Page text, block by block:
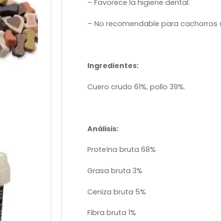
– Favorece la higiene dental.
– No recomendable para cachorros
Ingredientes:
Cuero crudo 61%, pollo 39%.
Análisis:
Proteína bruta 68%
Grasa bruta 3%
Ceniza bruta 5%
Fibra bruta 1%